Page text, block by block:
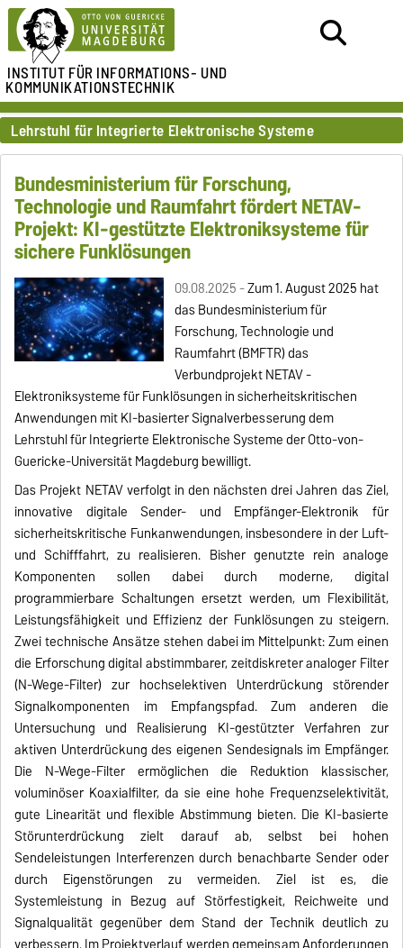
INSTITUT FÜRINFORMATIONS- UND
KOMMUNIKATIONSTECHNIK
Lehrstuhl für Integrierte Elektronische Systeme
Bundesministerium für Forschung,
Technologie und Raumfahrt fördert NETAV-
Projekt: KI-gestützte Elektroniksysteme für
sichere Funklösungen
09.08.2025 -Zum 1. August 2025 hat
das Bundesministerium für
Forschung, Technologie und
Raumfahrt (BMFTR) das
Verbundprojekt NETAV -
Elektroniksysteme für Funklösungen in sicherheitskritischen
Anwendungen mit KI-basierter Signalverbesserung dem
Lehrstuhl für Integrierte Elektronische Systeme der Otto-von-
Guericke-Universität Magdeburg bewilligt.
Das Projekt NETAV verfolgt in den nächsten drei Jahren das Ziel,
innovative digitale Sender- und Empfänger-Elektronik für
sicherheitskritische Funkanwendungen, insbesondere in der Luft-
und Schifffahrt, zu realisieren. Bisher genutzte rein analoge
Komponenten sollen dabei durch moderne, digital
programmierbare Schaltungen ersetzt werden, um Flexibilität,
Leistungsfähigkeit und Effizienz der Funklösungen zu steigern.
Zwei technische Ansätze stehen dabei im Mittelpunkt: Zum einen
die Erforschung digital abstimmbarer, zeitdiskreter analoger Filter
(N-Wege-Filter) zur hochselektiven Unterdrückung störender
Signalkomponenten im Empfangspfad. Zum anderen die
Untersuchung und Realisierung KI-gestützter Verfahren zur
aktiven Unterdrückung des eigenen Sendesignals im Empfänger.
Die N-Wege-Filter ermöglichen die Reduktion klassischer,
voluminöser Koaxialfilter, da sie eine hohe Frequenzselektivität,
gute Linearität und flexible Abstimmung bieten. Die KI-basierte
Störunterdrückung zielt darauf ab, selbst bei hohen
Sendeleistungen Interferenzen durch benachbarte Sender oder
durch Eigenstörungen zu vermeiden. Ziel ist es, die
Systemleistung in Bezug auf Störfestigkeit, Reichweite und
Signalqualität gegenüber dem Stand der Technik deutlich zu